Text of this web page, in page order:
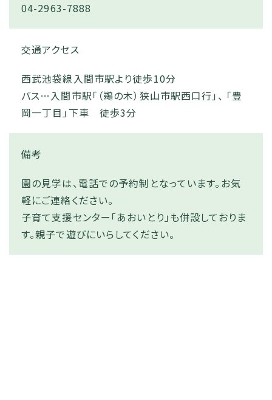
04-2963-7888
交通アクセス
西武池袋線入間市駅より徒歩10分
バス…入間市駅「（鵜の木）狭山市駅西口行」、 「豊
岡一丁目」下車 徒歩3分
備考
園の見学は、電話での予約制となっています。お気
軽にご連絡ください。
子育て支援センター「あおいとり」も併設しておりま
す。親子で遊びにいらしてください。